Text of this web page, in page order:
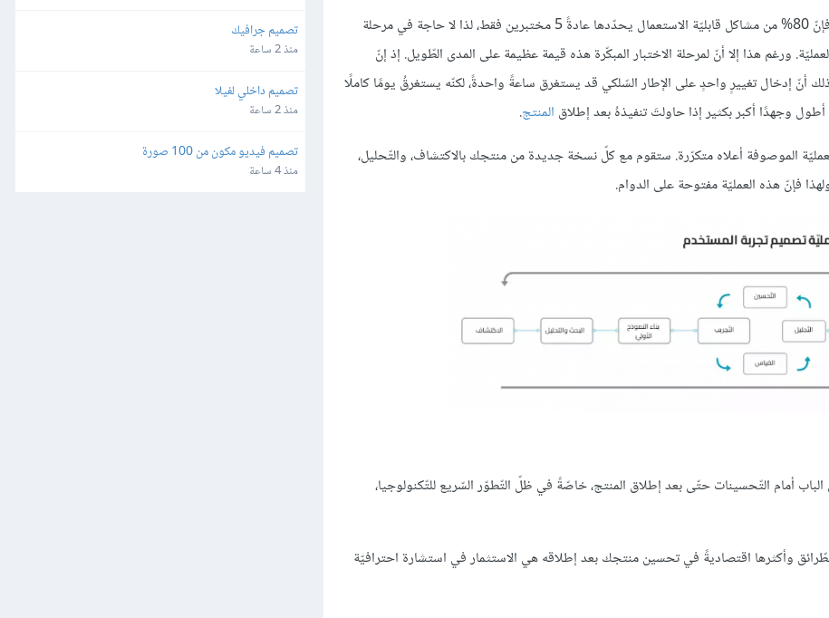
حسب مجموعة نيلسون نورمان the Nielsen Norman Group، فإنّ 80% من مشاكل قابليّة الاستعمال يحدّدها عادةً 5 مختبرين فقط، لذا لا حاجة في مرحلة
ورغم هذا إلا أنّ لمرحلة الاختبار المبكّرة هذه قيمة عظيمة على المدى الطّويل. إذ إنّ
أنّ إدخال تغييرٍ واحدٍ على الإطار السّلكي قد يستغرق ساعةً واحدةً، لكنّه يستغرقُ يومًا كاملًا
وجهدًا أكبر بكثير إذا حاولتَ تنفيذهُ بعد إطلاق المنتج.
الموصوفة أعلاه متكرّرة. ستقوم مع كلّ نسخة جديدة من منتجك بالاكتشاف، والتّحليل،
فإنّ هذه العمليّة مفتوحة على الدوام.
أمام التّحسينات حتّى بعد إطلاق المنتج، خاصّةً في ظلّ التّطوّر السّريع للتّكنولوجيا،
وأكثرها اقتصاديةً في تحسين منتجك بعد إطلاقه هي الاستثمار في استشارة احترافيّة
تصميم جرافيك
منذ 2 ساعة
تصميم داخلي لفيلا
منذ 2 ساعة
تصميم فيديو مكون من 100 صورة
منذ 4 ساعة